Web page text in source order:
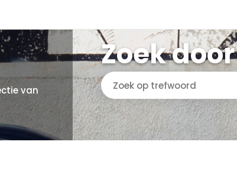
van
Zoek